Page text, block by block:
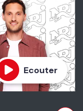
Ecouter